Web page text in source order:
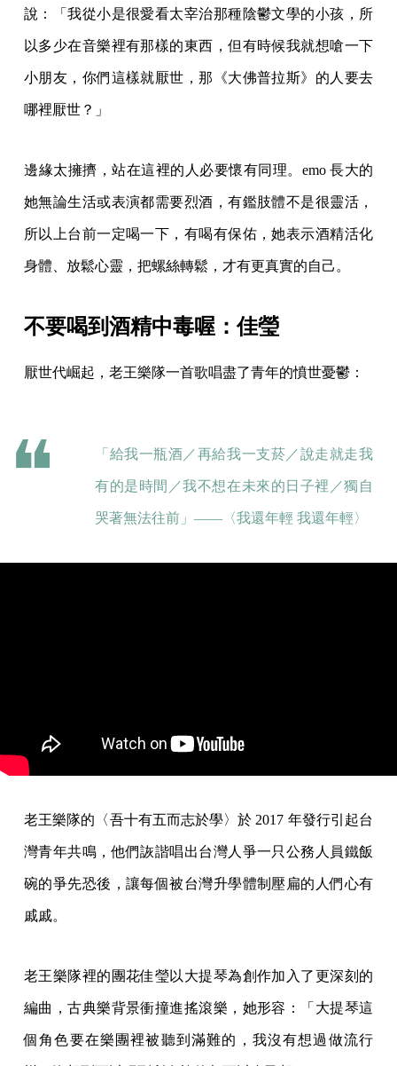
說：「我從小是很愛看太宰治那種陰鬱文學的小孩，所
以多少在音樂裡有那樣的東西，但有時候我就想嗆一下
小朋友，你們這樣就厭世，那《大佛普拉斯》的人要去
哪裡厭世？」
邊緣太擁擠，站在這裡的人必要懷有同理。emo 長大的
她無論生活或表演都需要烈酒，有鑑肢體不是很靈活，
所以上台前一定喝一下，有喝有保佑，她表示酒精活化
身體、放鬆心靈，把螺絲轉鬆，才有更真實的自己。
不要喝到酒精中毒喔：佳瑩
厭世代崛起，老王樂隊一首歌唱盡了青年的憤世憂鬱：
「給我一瓶酒／再給我一支菸／說走就走我
有的是時間／我不想在未來的日子裡／獨自
哭著無法往前」——〈我還年輕 我還年輕〉
老王樂隊的〈吾十有五而志於學〉於 2017 年發行引起台
灣青年共鳴，他們詼諧唱出台灣人爭一只公務人員鐵飯
碗的爭先恐後，讓每個被台灣升學體制壓扁的人們心有
戚戚。
老王樂隊裡的團花佳瑩以大提琴為創作加入了更深刻的
編曲，古典樂背景衝撞進搖滾樂，她形容：「大提琴這
個角色要在樂團裡被聽到滿難的，我沒有想過做流行